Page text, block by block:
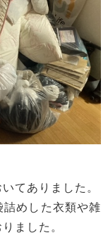
てありました。
めした衣類や雑
ました。